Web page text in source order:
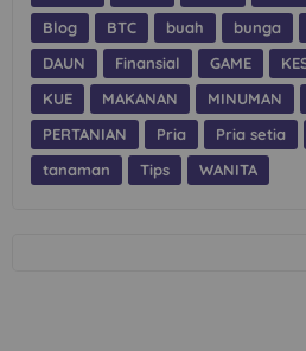
Blog
BTC buah bunga
DAUN
Finansial GAME
KUE
MAKANAN MINUMAN
PERTANIAN
Pria Pria setia
tanaman
Tips WANITA